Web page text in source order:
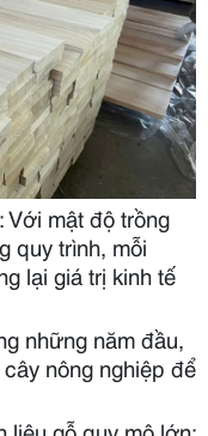
Với mật độ trồng
quy trình, mỗi
lại giá trị kinh tế
những năm đầu,
nông nghiệp để